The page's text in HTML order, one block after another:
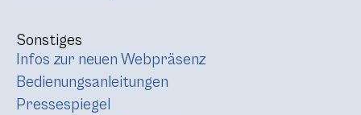
Sonstiges
Infos zur neuen Webpräsenz
Bedienungsanleitungen
Pressespiegel